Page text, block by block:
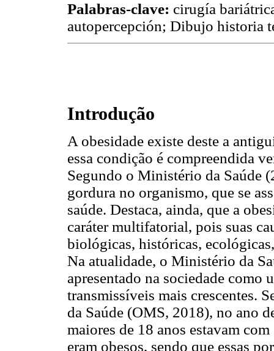
Palabras-clave: cirugía
autopercepción; Dibujo historia
Introdução
A obesidade existe deste a
essa condição é compreendida
Segundo o Ministério da Saúde
gordura no organismo, que se
saúde. Destaca, ainda, que a
caráter multifatorial, pois suas
biológicas, históricas,
Na atualidade, o Ministério da
apresentado na sociedade como
transmissíveis mais crescentes.
da Saúde (OMS, 2018), no ano
maiores de 18 anos estavam
eram obesos, sendo que essas